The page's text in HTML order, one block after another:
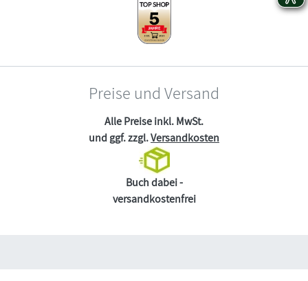
Preise und Versand
Alle Preise inkl. MwSt.
und ggf. zzgl.Versandkosten
Buch dabei -
versandkostenfrei